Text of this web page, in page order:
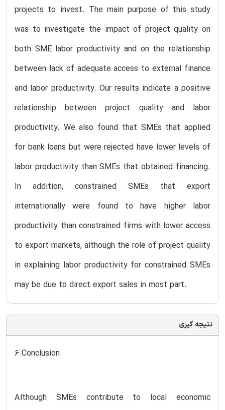
projects to invest. The main purpose of this study
was to investigate the impact of project quality on
both SME labor productivity and on the relationship
between lack of adequate access to external finance
and labor productivity. Our results indicate a positive
relationship between project quality and labor
productivity. We also found that SMEs that applied
for bank loans but were rejected have lower levels of
labor productivity than SMEs that obtained financing.
In addition, constrained SMEs that export
internationally were found to have higher labor
productivity than constrained firms with lower access
to export markets, although the role of project quality
in explaining labor productivity for constrained SMEs
may be due to direct export sales in most part.
نتیجه گیری
6 Conclusion
Although SMEs contribute to local economic